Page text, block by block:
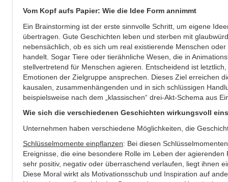
Vom Kopf aufs Papier: Wie die Idee Form annimmt
Ein Brainstorming ist der erste sinnvolle Schritt, um eigene
übertragen. Gute Geschichten leben und sterben mit
nebensächlich, ob es sich um real existierende Menschen
handelt. Sogar Tiere oder tierähnliche Wesen, die in
stellvertretend für Menschen agieren. Entscheidend ist
Emotionen der Zielgruppe ansprechen. Dieses Ziel erreichen
kausalen, zusammenhängenden und in sich schlüssigen
beispielsweise nach dem „klassischen“ drei-Akt-Schema aus
Wie sich die verschiedenen Geschichten wirkungsvoll
Unternehmen haben verschiedene Möglichkeiten, die
Schlüsselmomente einpflanzen: Bei diesen
Ereignisse, die eine besondere Rolle im Leben der agierenden
sehr positiv, negativ oder überraschend verlaufen, liegt ihnen
Diese Moral wirkt als Motivationsschub und Inspiration auf